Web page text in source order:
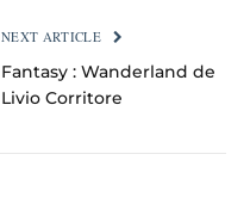
NEXT ARTICLE
Fantasy : Wanderland de
Livio Corritore